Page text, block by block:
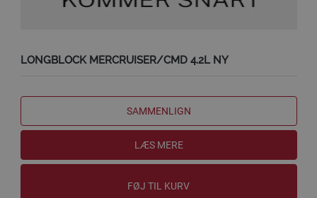
LONGBLOCK MERCRUISER/CMD 4.2L NY
SAMMENLIGN
LÆS MERE
FØJ TIL KURV